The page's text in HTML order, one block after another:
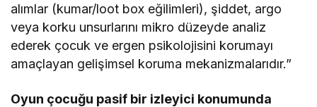
alımlar (kumar/loot box eğilimleri), şiddet, argo
veya korku unsurlarını mikro düzeyde analiz
ederek çocuk ve ergen psikolojisini korumayı
amaçlayan gelişimsel koruma mekanizmalarıdır.”
Oyun çocuğu pasif bir izleyici konumunda